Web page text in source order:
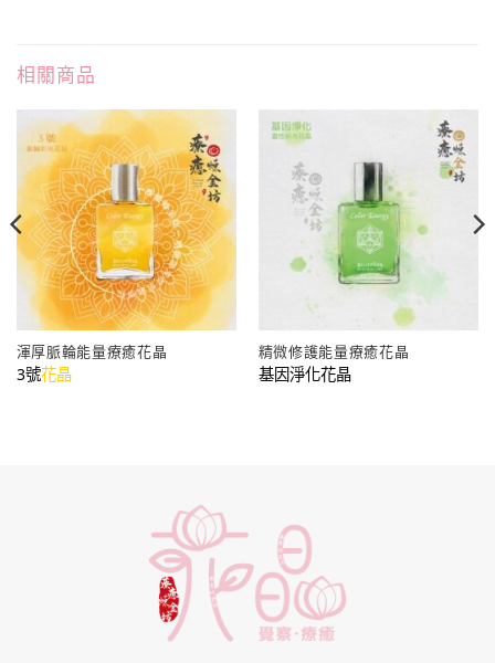
相關商品
渾厚脈輪能量療癒花晶
3號花晶
精微修護能量療癒花晶
基因淨化花晶